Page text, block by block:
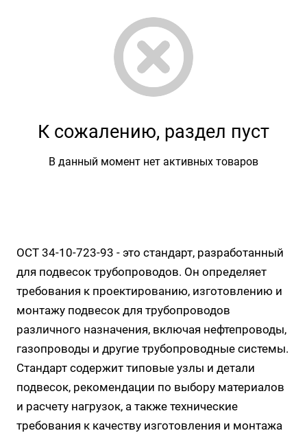
К сожалению, раздел пуст
В данный момент нет активных товаров
ОСТ 34-10-723-93 - это стандарт, разработанный
для подвесок трубопроводов. Он определяет
требования к проектированию, изготовлению и
монтажу подвесок для трубопроводов
различного назначения, включая нефтепроводы,
газопроводы и другие трубопроводные системы.
Стандарт содержит типовые узлы и детали
подвесок, рекомендации по выбору материалов
и расчету нагрузок, а также технические
требования к качеству изготовления и монтажа